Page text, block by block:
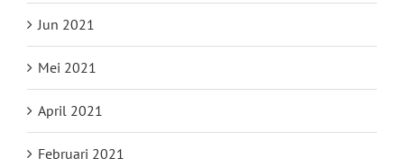
Jun 2021
Mei 2021
April 2021
Februari 2021